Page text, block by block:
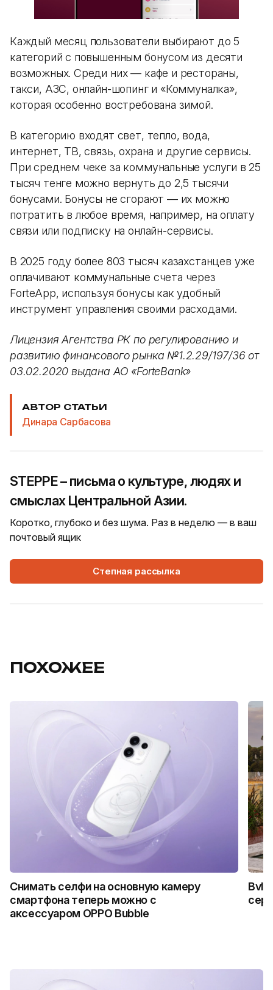
Каждый месяц пользователи выбирают до 5
категорий с повышенным бонусом из десяти
возможных. Среди них — кафе и рестораны,
такси, АЗС, онлайн-шопинг и «Коммуналка»,
которая особенно востребована зимой.
В категорию входят свет, тепло, вода,
интернет, ТВ, связь, охрана и другие сервисы.
При среднем чеке за коммунальные услуги в 25
тысяч тенге можно вернуть до 2,5 тысячи
бонусами. Бонусы не сгорают — их можно
потратить в любое время, например, на оплату
связи или подписку на онлайн-сервисы.
В 2025 году более 803 тысяч казахстанцев уже
оплачивают коммунальные счета через
ForteApp, используя бонусы как удобный
инструмент управления своими расходами.
Лицензия Агентства РК по регулированию и
развитию финансового рынка №1.2.29/197/36 от
03.02.2020 выдана АО «ForteBank»
АВТОР СТАТЬИ
Динара Сарбасова
STEPPE – письма о культуре, людях и
смыслах Центральной Азии.
Коротко, глубоко и без шума. Раз в неделю — в ваш
почтовый ящик
Степная рассылка
ПОХОЖЕЕ
Снимать селфи на основную камеру
смартфона теперь можно с
аксессуаром OPPO Bubble